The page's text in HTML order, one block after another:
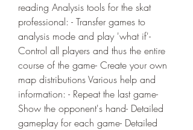
reading Analysis tools for the skat
professional: - Transfer games to
analysis mode and play 'what if'-
Control all players and thus the entire
course of the game- Create your own
map distributions Various help and
information: - Repeat the last game-
Show the opponent's hand- Detailed
gameplay for each game- Detailed